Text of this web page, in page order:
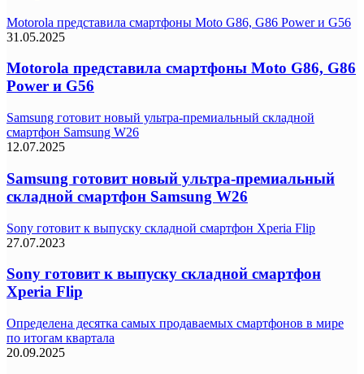
Motorola представила смартфоны Moto G86, G86 Power и G56
31.05.2025
Motorola представила смартфоны Moto G86, G86
Power и G56
Samsung готовит новый ультра-премиальный складной
смартфон Samsung W26
12.07.2025
Samsung готовит новый ультра-премиальный
складной смартфон Samsung W26
Sony готовит к выпуску складной смартфон Xperia Flip
27.07.2023
Sony готовит к выпуску складной смартфон
Xperia Flip
Определена десятка самых продаваемых смартфонов в мире
по итогам квартала
20.09.2025